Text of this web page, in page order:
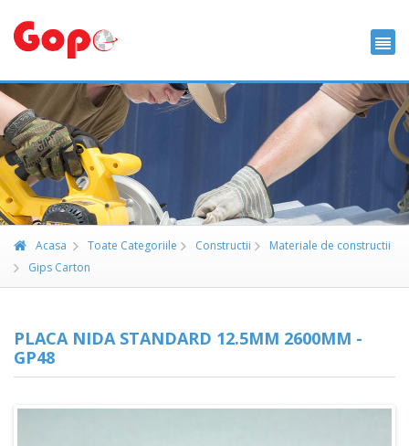
Acasa Toate Categoriile Constructii
Materiale de constructii
Gips Carton
PLACA NIDA STANDARD 12.5MM 2600MM -
GP48